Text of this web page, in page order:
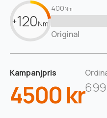
+120Nm
400Nm
Original
Kampanjpris
4500 kr